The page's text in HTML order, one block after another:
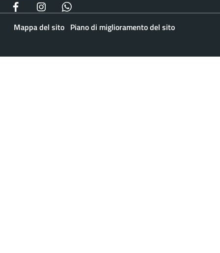
Facebook Instagram
Mappa del sito Piano di miglioramento del sito